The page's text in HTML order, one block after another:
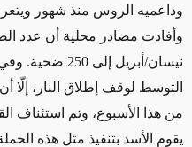
وداعميه الروس منذ شهور
وأفادت مصادر محلية أن عدد
نيسان/أبريل
التوسط لوقف إطلاق النار، إلّا
من هذا الأسبوع، وتم استئناف
يقوم الأسد بتنفيذ مثل هذه